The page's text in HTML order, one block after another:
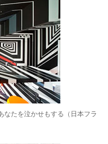
なたを泣かせもする（日本フラ